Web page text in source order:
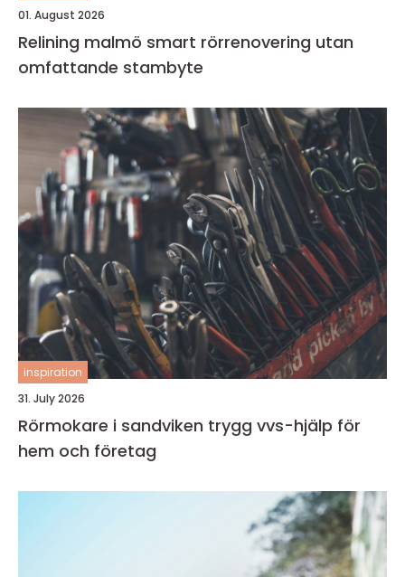
01. August 2026
Relining malmö smart rörrenovering utan
omfattande stambyte
inspiration
31. July 2026
Rörmokare i sandviken trygg vvs-hjälp för
hem och företag